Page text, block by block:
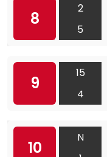
8
2
5
9
15
4
10
N